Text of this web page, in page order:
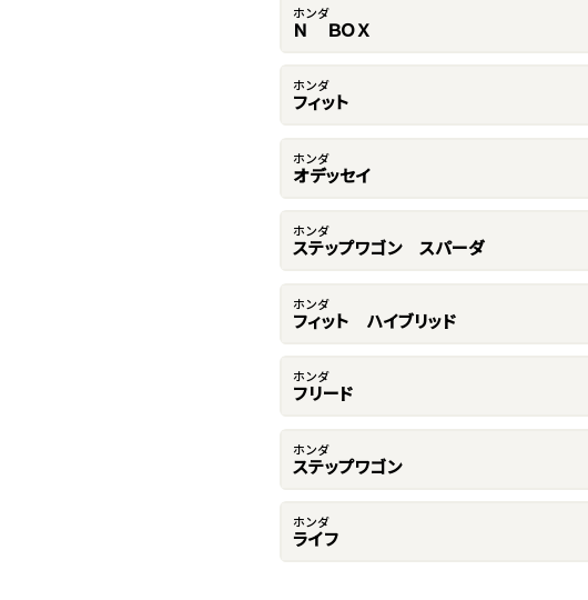
ホンダ
Ｎ ＢＯＸ
ホンダ
フィット
ホンダ
オデッセイ
ホンダ
ステップワゴン スパーダ
ホンダ
フィット ハイブリッド
ホンダ
フリード
ホンダ
ステップワゴン
ホンダ
ライフ